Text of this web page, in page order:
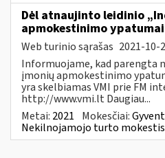
Dėl atnaujinto leidinio
apmokestinimo
Web turinio sąrašas 2021-10-
Informuojame, kad parengta
įmonių apmokestinimo
yra skelbiamas VMI prie FM
http://www.vmi.lt Daugiau...
Metai: 2021 Mokesčiai:
Nekilnojamojo turto mokestis